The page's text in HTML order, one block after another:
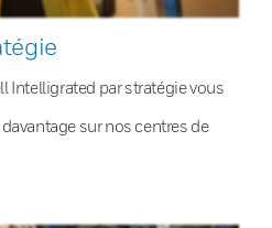
Intelligrated par stratégie vous
sur nos centres de